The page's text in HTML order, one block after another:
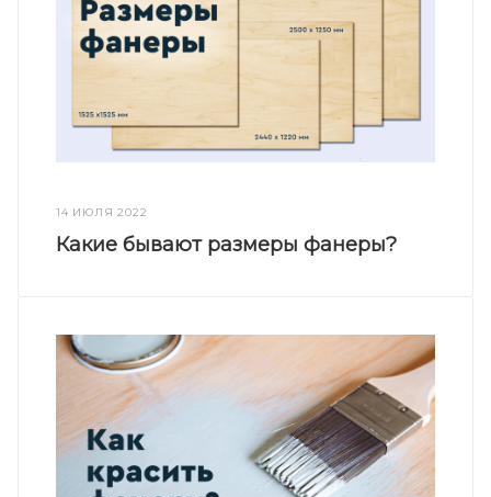
14 ИЮЛЯ 2022
Какие бывают размеры фанеры?